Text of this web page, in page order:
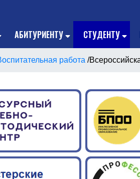
АБИТУРИЕНТУ СТУДЕНТУ
работа /